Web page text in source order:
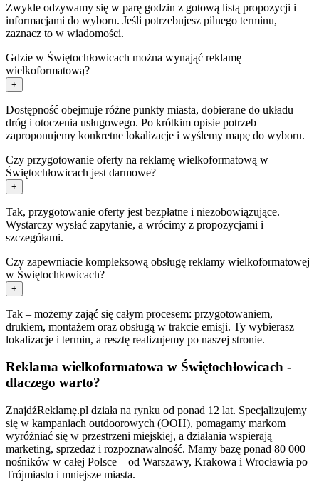
Zwykle odzywamy się w parę godzin z gotową listą propozycji i
informacjami do wyboru. Jeśli potrzebujesz pilnego terminu,
zaznacz to w wiadomości.
Gdzie w Świętochłowicach można wynająć reklamę
wielkoformatową?
+
Dostępność obejmuje różne punkty miasta, dobierane do układu
dróg i otoczenia usługowego. Po krótkim opisie potrzeb
zaproponujemy konkretne lokalizacje i wyślemy mapę do wyboru.
Czy przygotowanie oferty na reklamę wielkoformatową w
Świętochłowicach jest darmowe?
+
Tak, przygotowanie oferty jest bezpłatne i niezobowiązujące.
Wystarczy wysłać zapytanie, a wrócimy z propozycjami i
szczegółami.
Czy zapewniacie kompleksową obsługę reklamy wielkoformatowej
w Świętochłowicach?
+
Tak – możemy zająć się całym procesem: przygotowaniem,
drukiem, montażem oraz obsługą w trakcie emisji. Ty wybierasz
lokalizacje i termin, a resztę realizujemy po naszej stronie.
Reklama wielkoformatowa w Świętochłowicach -
dlaczego warto?
ZnajdźReklamę.pl działa na rynku od ponad 12 lat. Specjalizujemy
się w kampaniach outdoorowych (OOH), pomagamy markom
wyróżniać się w przestrzeni miejskiej, a działania wspierają
marketing, sprzedaż i rozpoznawalność. Mamy bazę ponad 80 000
nośników w całej Polsce – od Warszawy, Krakowa i Wrocławia po
Trójmiasto i mniejsze miasta.